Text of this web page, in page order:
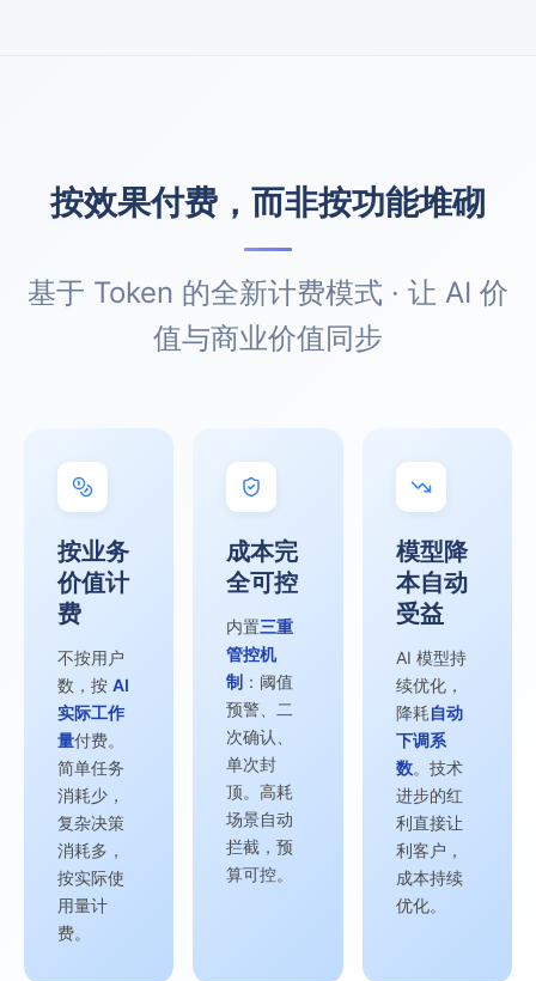
按效果付费，而非按功能堆砌
基于 Token 的全新计费模式 · 让 AI 价
值与商业价值同步
按业务
价值计
费
不按用户
数，按 AI
实际工作
量付费。
简单任务
消耗少，
复杂决策
消耗多，
按实际使
用量计
费。
成本完
全可控
内置三重
管控机
制 ：阈值
预警、二
次确认、
单次封
顶。高耗
场景自动
拦截，预
算可控。
模型降
本自动
受益
AI 模型持
续优化，
降耗自动
下调系
数。技术
进步的红
利直接让
利客户，
成本持续
优化。